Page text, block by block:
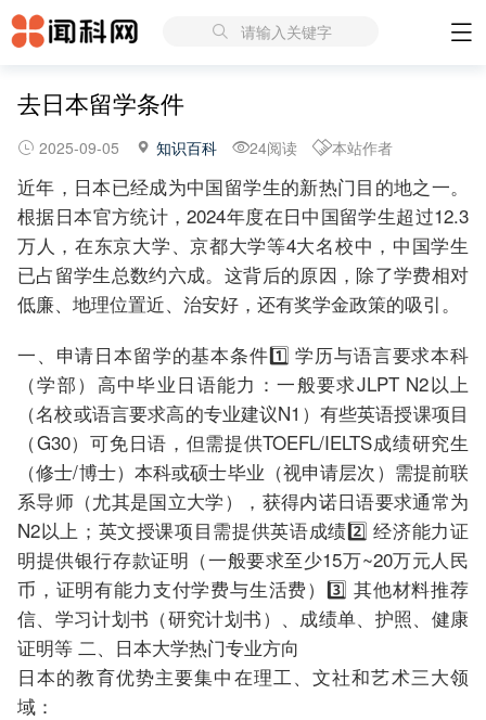
请输入关键字
去日本留学条件
2025-09-05 知识百科 24阅读 本站作者
近年，日本已经成为中国留学生的新热门目的地之一。
根据日本官方统计，2024年度在日中国留学生超过12.3
万人，在东京大学、京都大学等4大名校中，中国学生
已占留学生总数约六成。这背后的原因，除了学费相对
低廉、地理位置近、治安好，还有奖学金政策的吸引。
一、申请日本留学的基本条件1️⃣ 学历与语言要求本科
（学部）高中毕业日语能力：一般要求JLPT N2以上
（名校或语言要求高的专业建议N1）有些英语授课项目
（G30）可免日语，但需提供TOEFL/IELTS成绩研究生
（修士/博士）本科或硕士毕业（视申请层次）需提前联
系导师（尤其是国立大学），获得内诺日语要求通常为
N2以上；英文授课项目需提供英语成绩2️⃣ 经济能力证
明提供银行存款证明（一般要求至少15万~20万元人民
币，证明有能力支付学费与生活费）3️⃣ 其他材料推荐
信、学习计划书（研究计划书）、成绩单、护照、健康
证明等 二、日本大学热门专业方向
日本的教育优势主要集中在理工、文社和艺术三大领
域：